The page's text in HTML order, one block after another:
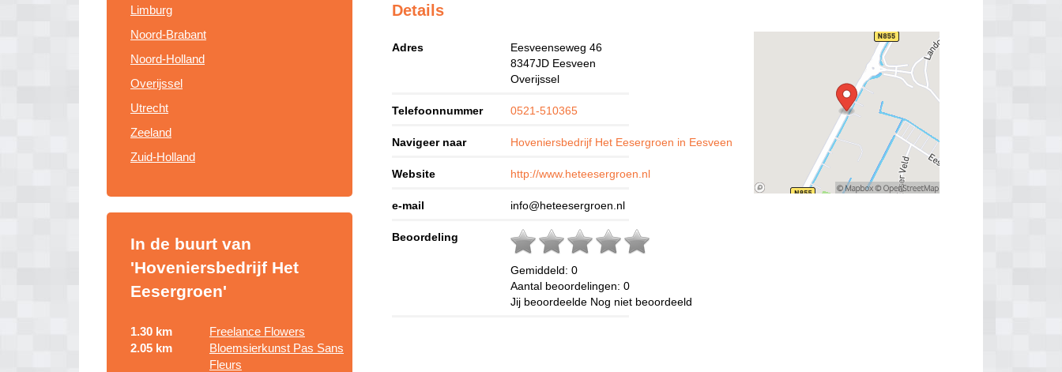
Limburg
Noord-Brabant
Noord-Holland
Overijssel
Utrecht
Zeeland
Zuid-Holland
In de buurt van
'Hoveniersbedrijf Het
Eesergroen'
1.30 km
Freelance Flowers
2.05 km
Bloemsierkunst Pas Sans
Fleurs
Details
Adres
Eesveenseweg 46
8347JD Eesveen
Overijssel
Telefoonnummer 0521-510365
Navigeer naar Hoveniersbedrijf Het Eesergroen in Eesveen
Website http://www.heteesergroen.nl
e-mail info@heteesergroen.nl
Beoordeling
Gemiddeld:0
Aantal beoordelingen:0
Jij beoordeelde Nog niet beoordeeld